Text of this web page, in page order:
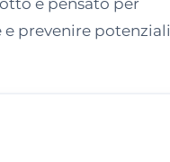
è pensato per
prevenire potenziali